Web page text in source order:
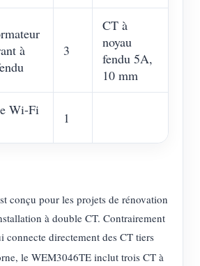
à
3
CT à
noyau
fendu 5A,
10 mm
Wi-Fi
1
conçu pour les projets de rénovation
à double CT. Contrairement
connecte directement des CT tiers
le WEM3046TE inclut trois CT à